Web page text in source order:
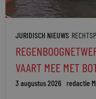
JURIDISCH NIEUWS
VAART MEE MET
3 augustus 2026 redactie